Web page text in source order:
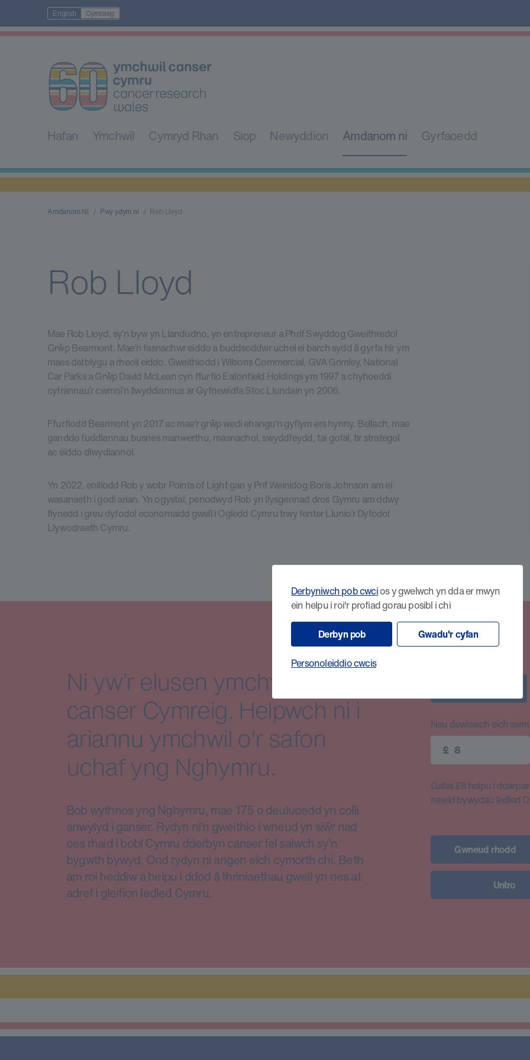
Derbyniwch pob cwcios y gwelwch yn dda er mwyn
ein helpu i roi'r profiad gorau posibl i chi
Derbyn pob Gwadu'r cyfan
Personoleiddio cwcis
English Cymraeg
Hafan Ymchwil Cymryd Rhan Siop Newyddion Amdanom ni Gyrfaoedd
Amdanom Ni Pwy ydym ni Rob Lloyd
Rob Lloyd
Mae Rob Lloyd, sy’n byw yn Llandudno, yn entrepreneur a Phrif Swyddog Gweithredol
Grŵp Bearmont. Mae’n fasnachwr eiddo a buddsoddwr uchel ei barch sydd â gyrfa hir ym
maes datblygu a rheoli eiddo. Gweithiodd i Wilsons Commercial, GVA Grimley, National
Car Parks a Grŵp David McLean cyn ffurfio Eatonfield Holdings ym 1997 a chyhoeddi
cyfrannau’r cwmni’n llwyddiannus ar Gyfnewidfa Stoc Llundain yn 2006.
Ffurfiodd Bearmont yn 2017 ac mae’r grŵp wedi ehangu’n gyflym ers hynny. Bellach, mae
ganddo fuddiannau busnes manwerthu, masnachol, swyddfeydd, tai gofal, tir strategol
ac eiddo diwydiannol.
Yn 2022, enillodd Rob y wobr Points of Light gan y Prif Weinidog Boris Johnson am ei
wasanaeth i godi arian. Yn ogystal, penodwyd Rob yn llysgennad dros Gymru am ddwy
flynedd i greu dyfodol economaidd gwell i Ogledd Cymru trwy fenter Llunio’r Dyfodol
Llywodraeth Cymru.
Ni yw’r elusen ymchwil
canser Cymreig. Helpwch ni i
ariannu ymchwil o'r safon
uchaf yng Nghymru.
Bob wythnos yng Nghymru, mae 175 o deuluoedd yn colli
anwylyd i ganser. Rydyn ni’n gweithio i wneud yn siŵr nad
oes rhaid i bobl Cymru dderbyn canser fel salwch sy’n
bygwth bywyd. Ond rydyn ni angen eich cymorth chi. Beth
am roi heddiw a helpu i ddod â thriniaethau gwell yn nes at
adref i gleifion ledled Cymru.
Neu dewiswch eich
£
Gallai £8 helpu i
newid bywydau ledled
Gwneud rhodd
Untro